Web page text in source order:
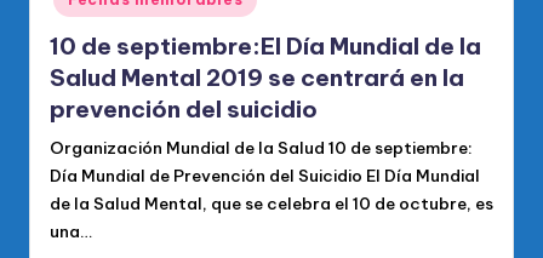
d
el
P
R
M
10 de septiembre:El Día Mundial de la
Salud Mental 2019 se centrará en la
prevención del suicidio
Organización Mundial de la Salud 10 de septiembre:
Día Mundial de Prevención del Suicidio El Día Mundial
de la Salud Mental, que se celebra el 10 de octubre, es
una…